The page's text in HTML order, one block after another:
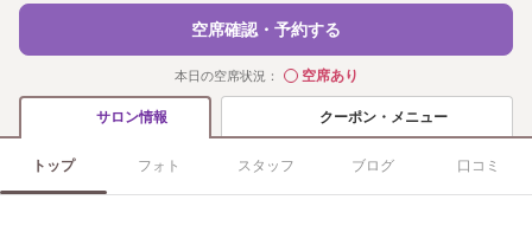
空席確認・予約する
本日の空席状況： ◯空席あり
サロン情報 クーポン・メニュー
トップ フォト スタッフ ブログ 口コミ